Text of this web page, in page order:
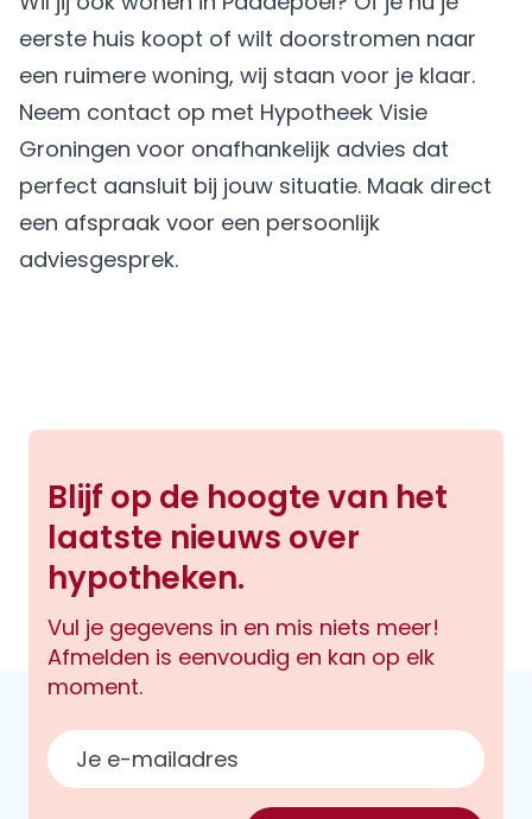
eerste huis koopt of wilt doorstromen naar
een ruimere woning, wij staan voor je klaar.
Neem contact op met Hypotheek Visie
Groningen voor onafhankelijk advies dat
perfect aansluit bij jouw situatie. Maak direct
een afspraak voor een persoonlijk
adviesgesprek.
Blijf op de hoogte van het
laatste nieuws over
hypotheken.
Vul je gegevens in en mis niets meer!
Afmelden is eenvoudig en kan op elk
moment.
E-mailadres